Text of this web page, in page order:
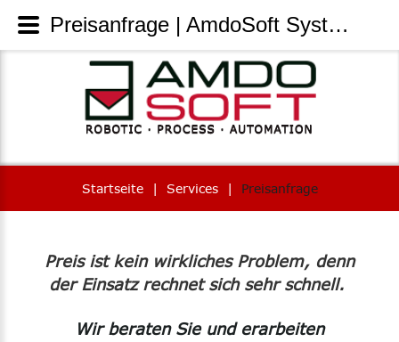
Startseite | Services | Preisanfrage
Preis ist kein wirkliches Problem, denn
der Einsatz rechnet sich sehr schnell.
Wir beraten Sie und erarbeiten
Preisanfrage | AmdoSoft Systems